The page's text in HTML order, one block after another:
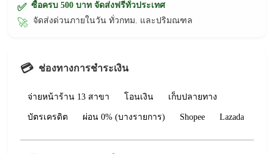
✅ ซื้อครบ 500 บาท จัดส่งฟรีทั่วประเทศ
🚀 จัดส่งด่วนภายในวัน ทั่วกทม. และปริมณฑล
💳 ช่องทางการชำระเงิน
จ่ายหน้าร้าน 13 สาขา โอนเงิน เก็บปลายทาง
บัตรเครดิต ผ่อน 0% (บางรายการ) Shopee Lazada